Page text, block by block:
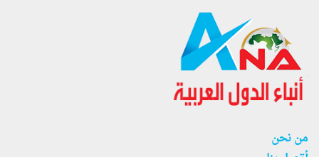
من نحن